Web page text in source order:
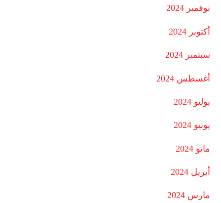
نوفمبر 2024
أكتوبر 2024
سبتمبر 2024
أغسطس 2024
يوليو 2024
يونيو 2024
مايو 2024
أبريل 2024
مارس 2024